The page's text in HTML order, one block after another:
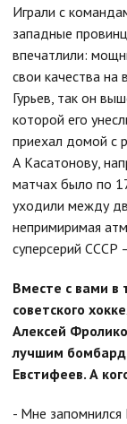
Играли с
западные
впечатлили:
свои качества
Гурьев, так он
которой его
приехал домой с
А Касатонову,
матчах было по
уходили между
непримиримая
суперсерий СССР
Вместе с вами в
советского
Алексей
лучшим
Евстифеев. А
- Мне